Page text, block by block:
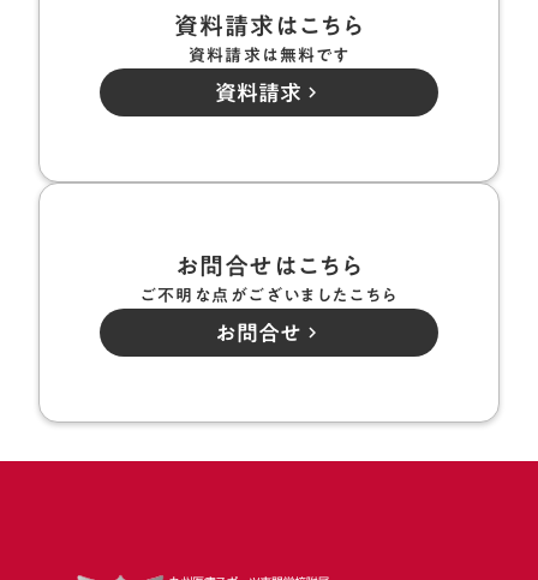
資料請求はこちら
資料請求は無料です
資料請求 keyboard_arrow_right
お問合せはこちら
ご不明な点がございましたこちら
お問合せ keyboard_arrow_right